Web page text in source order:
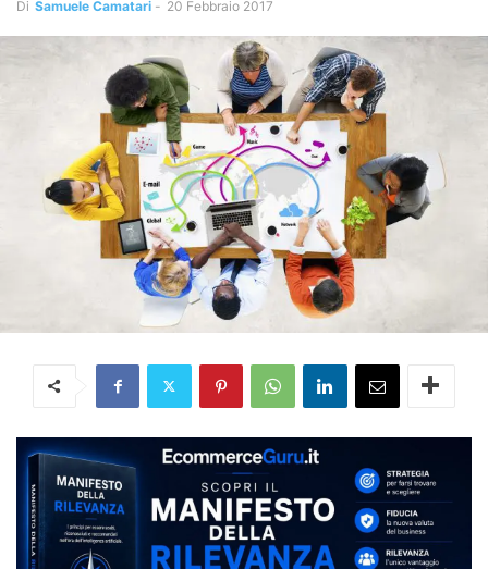
Di Samuele Camatari - 20 Febbraio 2017